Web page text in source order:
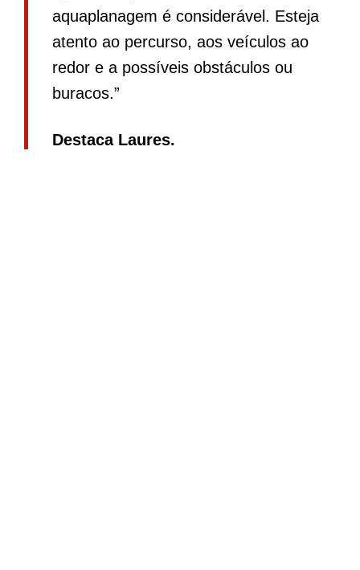
aquaplanagem é considerável. Esteja
atento ao percurso, aos veículos ao
redor e a possíveis obstáculos ou
buracos.”
Destaca Laures.